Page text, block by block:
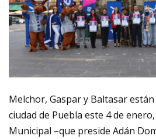
Melchor, Gaspar y Baltasar
ciudad de Puebla este 4 de
Municipal –que preside Adán